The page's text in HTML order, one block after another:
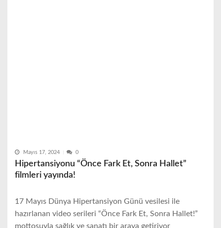
Mayıs 17, 2024 0
Hipertansiyonu “Önce Fark Et, Sonra Hallet”
filmleri yayında!
17 Mayıs Dünya Hipertansiyon Günü vesilesi ile
hazırlanan video serileri “Önce Fark Et, Sonra Hallet!”
mottosuyla sağlık ve sanatı bir araya getiriyor